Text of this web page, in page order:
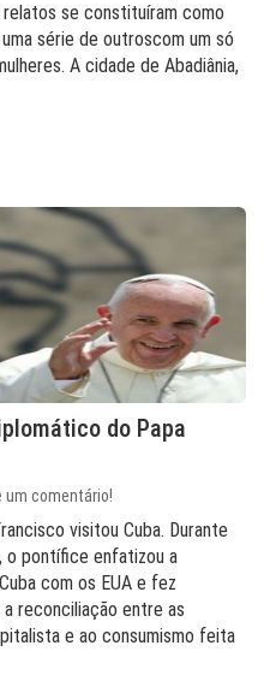
relatos se constituíram como
série de outroscom um só
A cidade de Abadiânia,
do Papa
um comentário!
visitou Cuba. Durante
o pontífice enfatizou a
com os EUA e fez
reconciliação entre as
e ao consumismo feita